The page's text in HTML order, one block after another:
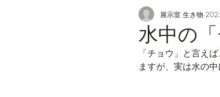
水中の
展示室 生き物
「チョウ」と言え
ますが、実は水の